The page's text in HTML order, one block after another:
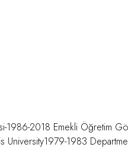
1986-2018 Emekli Öğretim
1983